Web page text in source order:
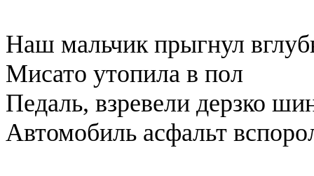
Наш мальчик прыгнул
Мисато утопила в пол
Педаль, взревели дерзко
Автомобиль асфальт